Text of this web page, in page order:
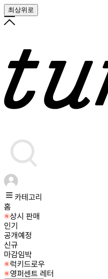
최상위로
카테고리
홈
상시 판매
인기
공개예정
신규
마감임박
럭키드로우
영퍼센트 레터